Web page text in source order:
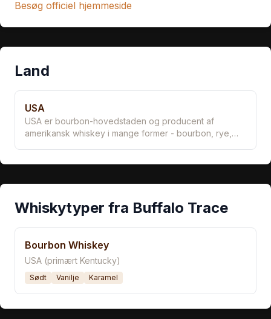
Besøg officiel hjemmeside
Land
USA
USA er bourbon-hovedstaden og producent af
amerikansk whiskey i mange former - bourbon, rye,
Whiskytyper fra Buffalo Trace
Bourbon Whiskey
USA (primært Kentucky)
Sødt Vanilje Karamel